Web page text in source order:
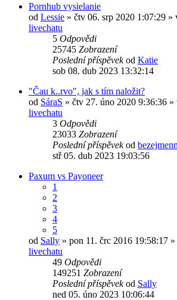
Pornhub vysielanie
od Lessie » čtv 06. srp 2020 1:07:29 »
livechatu
5 Odpovědi
25745 Zobrazení
Poslední příspěvekod Katie
sob 08. dub 2023 13:32:14
"Čau k..rvo", jak s tím naložit?
od SáraS » čtv 27. úno 2020 9:36:36 »
livechatu
3 Odpovědi
23033 Zobrazení
Poslední příspěvekod
stř 05. dub 2023 19:03:56
Paxum vs Payoneer
1
2
3
4
5
od Sally » pon 11. črc 2016 19:58:17
livechatu
49 Odpovědi
149251 Zobrazení
Poslední příspěvekod Sally
ned 05. úno 2023 10:06:44